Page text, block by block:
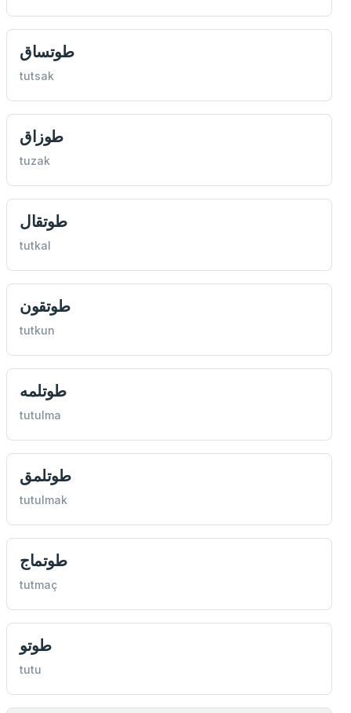
طوتساق
tutsak
طوزاق
tuzak
طوتقال
tutkal
طوتقون
tutkun
طوتلمه
tutulma
طوتلمق
tutulmak
طوتماج
tutmaç
طوتو
tutu